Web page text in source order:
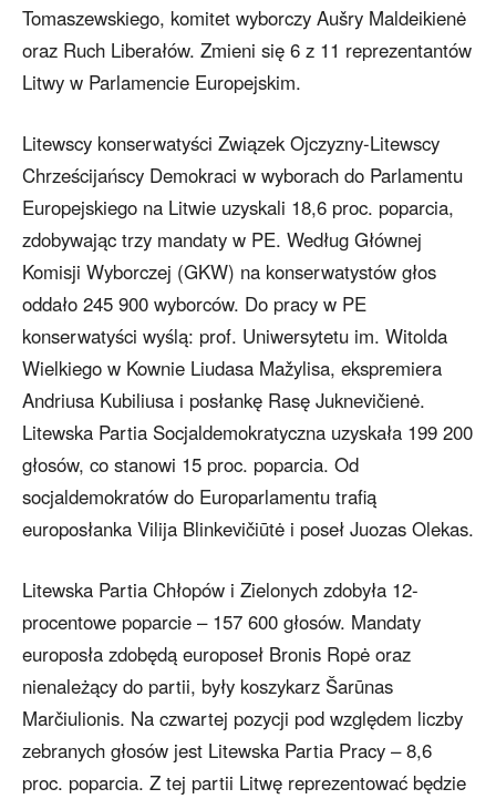
Tomaszewskiego, komitet wyborczy Aušry Maldeikienė
oraz Ruch Liberałów. Zmieni się 6 z 11 reprezentantów
Litwy w Parlamencie Europejskim.
Litewscy konserwatyści Związek Ojczyzny-Litewscy
Chrześcijańscy Demokraci w wyborach do Parlamentu
Europejskiego na Litwie uzyskali 18,6 proc. poparcia,
zdobywając trzy mandaty w PE. Według Głównej
Komisji Wyborczej (GKW) na konserwatystów głos
oddało 245 900 wyborców. Do pracy w PE
konserwatyści wyślą: prof. Uniwersytetu im. Witolda
Wielkiego w Kownie Liudasa Mažylisa, ekspremiera
Andriusa Kubiliusa i posłankę Rasę Juknevičienė.
Litewska Partia Socjaldemokratyczna uzyskała 199 200
głosów, co stanowi 15 proc. poparcia. Od
socjaldemokratów do Europarlamentu trafią
europosłanka Vilija Blinkevičiūtė i poseł Juozas Olekas.
Litewska Partia Chłopów i Zielonych zdobyła 12-
procentowe poparcie – 157 600 głosów. Mandaty
europosła zdobędą europoseł Bronis Ropė oraz
nienależący do partii, były koszykarz Šarūnas
Marčiulionis. Na czwartej pozycji pod względem liczby
zebranych głosów jest Litewska Partia Pracy – 8,6
proc. poparcia. Z tej partii Litwę reprezentować będzie